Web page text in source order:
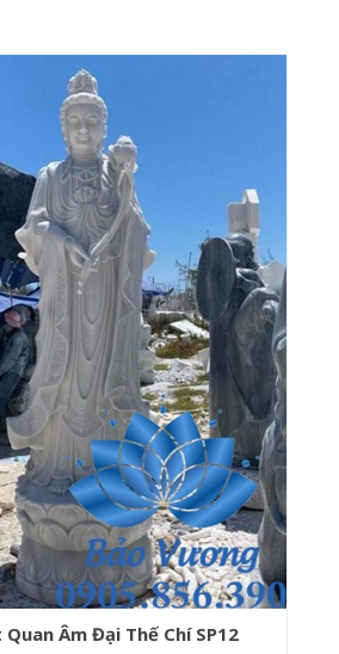
Âm Đại Thế Chí SP12